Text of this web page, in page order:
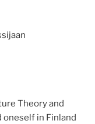
Theory and
oneself in Finland